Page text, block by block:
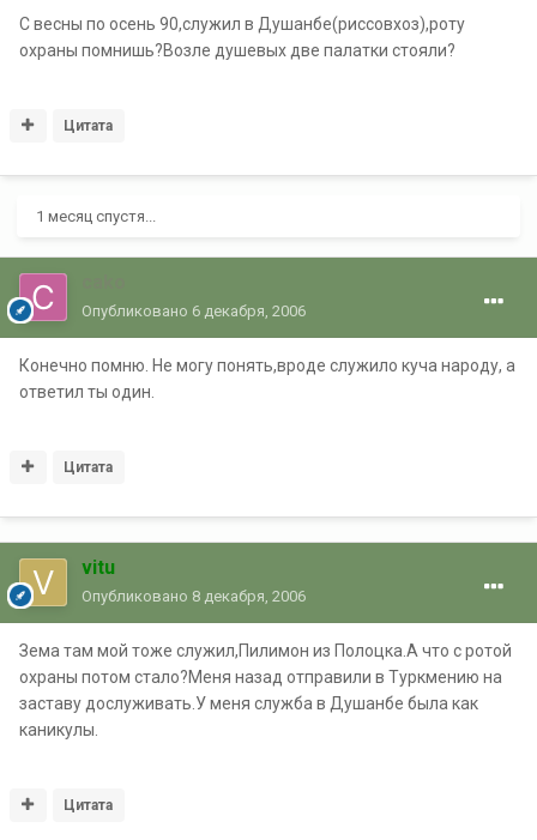
С весны по осень 90,служил в Душанбе(риссовхоз),роту
охраны помнишь?Возле душевых две палатки стояли?
Цитата
1 месяц спустя...
Опубликовано 6 декабря, 2006
Конечно помню. Не могу понять,вроде служило куча народу, а
ответил ты один.
Цитата
vitu
Опубликовано 8 декабря, 2006
Зема там мой тоже служил,Пилимон из Полоцка.А что с ротой
охраны потом стало?Меня назад отправили в Туркмению на
заставу дослуживать.У меня служба в Душанбе была как
каникулы.
Цитата